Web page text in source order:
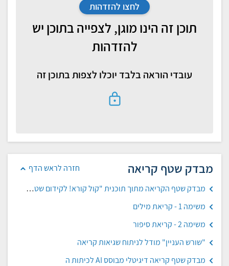
לחצו להזדהות
תוכן זה הינו מוגן, לצפייה בתוכן יש
להזדהות
עובדי הוראה בלבד יוכלו לצפות בתוכן זה
חזרה לראש הדף מבדק שטף קריאה
מבדק שטף הקריאה מתוך תוכנית "קול קורא! לקידום שטף הקריאה" - מדריך למורה
משימה 1 - קריאת מילים
משימה 2 - קריאת סיפור
"שורש העניין" מודל לניתוח שגיאות קריאה
מבדק שטף קריאה דיגיטלי מבוסס AI לכיתות ה